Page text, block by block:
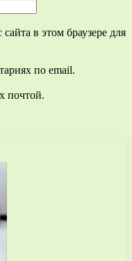
в этом браузере для
по email.
почтой.